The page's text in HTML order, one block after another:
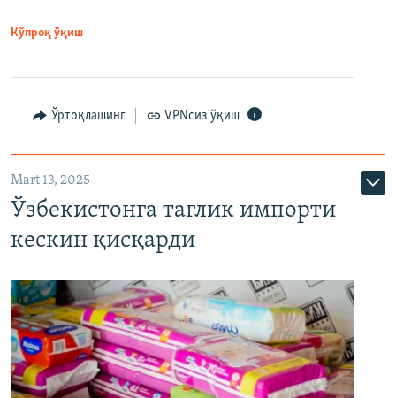
Кўпроқ ўқиш
Ўртоқлашинг VPNсиз ўқиш
Mart 13, 2025
Ўзбекистонга таглик импорти
кескин қисқарди